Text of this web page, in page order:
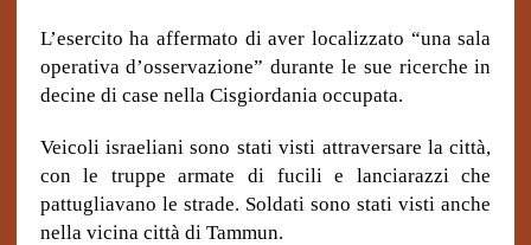
L’esercito ha affermato di aver localizzato “una sala
operativa d’osservazione” durante le sue ricerche in
decine di case nella Cisgiordania occupata.
Veicoli israeliani sono stati visti attraversare la città,
con le truppe armate di fucili e lanciarazzi che
pattugliavano le strade. Soldati sono stati visti anche
nella vicina città di Tammun.